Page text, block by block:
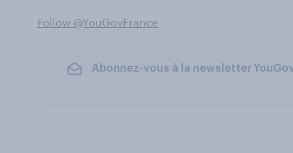
Follow @YouGovFrance
Abonnez-vous à la newsletter